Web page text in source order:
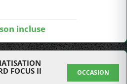
incluse
FOCUS II
OCCASION